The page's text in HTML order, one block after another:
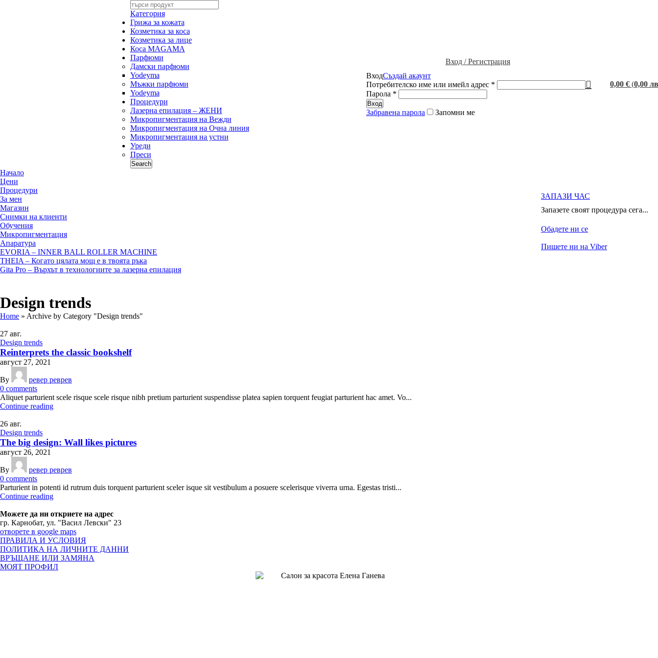
Категория
Грижа за кожата
Козметика за коса
Козметика за лице
Коса MAGAMA
Парфюми
Дамски парфюми
Yodeyma
Мъжки парфюми
Yodeyma
Процедури
Лазерна епилация – ЖЕНИ
Микропигментация на Вежди
Микропигментация на Очна линия
Микропигментация на устни
Уреди
Преси
Search
Вход / Регистрация
ВходСъздай акаунт
Потребителско име или имейл адрес *
Парола *
Вход
Забравена парола Запомни ме
0,00 € (0,00
Начало
Цени
Процедури
За мен
Магазин
Снимки на клиенти
Обучения
Микропигментация
Апаратура
EVORIA – INNER BALL ROLLER MACHINE
THEIA – Когато цялата мощ е в твоята ръка
Gita Pro – Върхът в технологиите за лазерна епилация
ЗАПАЗИ ЧАС
Запазете своят процедура сега...
Обадете ни се
Пишете ни на Viber
Design trends
Home » Archive by Category "Design trends"
27 авг.
Design trends
Reinterprets the classic bookshelf
август 27, 2021
By
ревер реврев
0 comments
Aliquet parturient scele risque scele risque nibh pretium parturient suspendisse platea sapien torquent feugiat parturient hac amet. Vo...
Continue reading
26 авг.
Design trends
The big design: Wall likes pictures
август 26, 2021
By
ревер реврев
0 comments
Parturient in potenti id rutrum duis torquent parturient sceler isque sit vestibulum a posuere scelerisque viverra urna. Egestas tristi...
Continue reading
Можете да ни откриете на адрес
гр. Карнобат, ул. "Васил Левски" 23
отворете в google maps
ПРАВИЛА И УСЛОВИЯ
ПОЛИТИКА НА ЛИЧНИТЕ ДАННИ
ВРЪЩАНЕ ИЛИ ЗАМЯНА
МОЯТ ПРОФИЛ